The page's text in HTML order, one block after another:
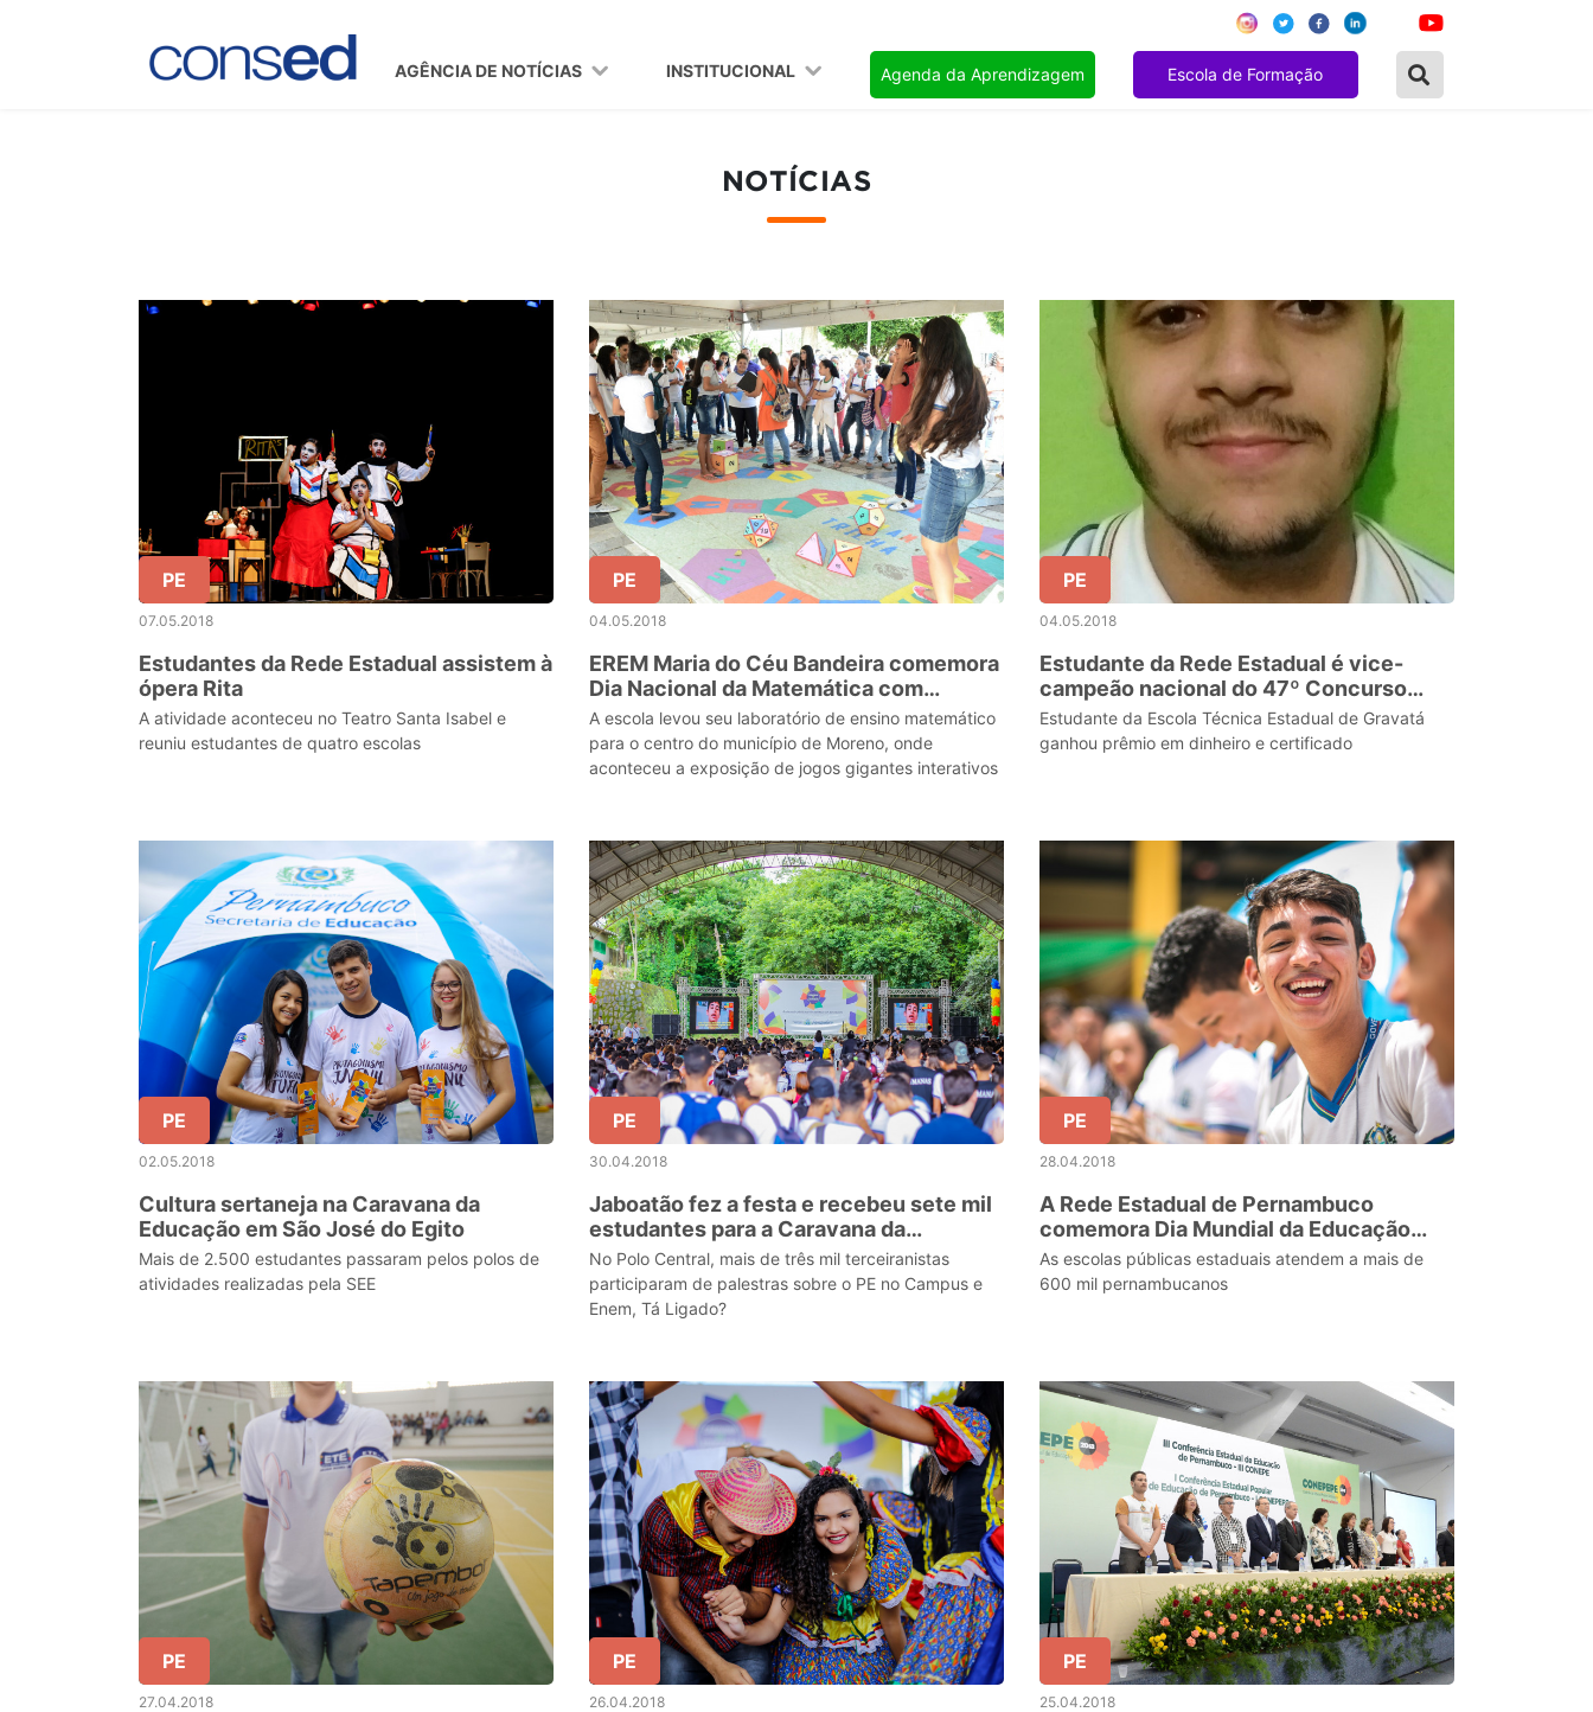
AGÊNCIA DE NOTÍCIAS INSTITUCIONAL Agenda da Aprendizagem Escola de Formação
NOTÍCIAS
PE
07.05.2018
Estudantes da Rede Estadual assistem à
ópera Rita
A atividade aconteceu no Teatro Santa Isabel e
reuniu estudantes de quatro escolas
PE
04.05.2018
EREM Maria do Céu Bandeira comemora
Dia Nacional da Matemática com
atividades pedagógicas
A escola levou seu laboratório de ensino matemático
para o centro do município de Moreno, onde
aconteceu a exposição de jogos gigantes interativos
PE
04.05.2018
Estudante da Rede Estadual é vice-
campeão nacional do 47º Concurso
Internacional de Redação de Cartas
Estudante da Escola Técnica Estadual de Gravatá
ganhou prêmio em dinheiro e certificado
PE
02.05.2018
Cultura sertaneja na Caravana da
Educação em São José do Egito
Mais de 2.500 estudantes passaram pelos polos de
atividades realizadas pela SEE
PE
30.04.2018
Jaboatão fez a festa e recebeu sete mil
estudantes para a Caravana da
Educação
No Polo Central, mais de três mil terceiranistas
participaram de palestras sobre o PE no Campus e
Enem, Tá Ligado?
PE
28.04.2018
A Rede Estadual de Pernambuco
comemora Dia Mundial da Educação
com bons resultados
As escolas públicas estaduais atendem a mais de
600 mil pernambucanos
PE
27.04.2018
PE
26.04.2018
PE
25.04.2018